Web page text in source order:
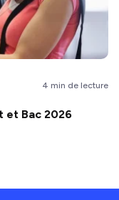
4 min de lecture
et Bac 2026